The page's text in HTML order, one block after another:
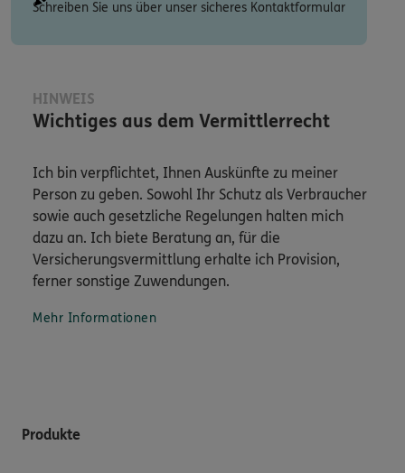
Schreiben Sie uns über unser sicheres Kontaktformular
HINWEIS
Wichtiges aus dem Vermittlerrecht
Ich bin verpflichtet, Ihnen Auskünfte zu meiner
Person zu geben. Sowohl Ihr Schutz als Verbraucher
sowie auch gesetzliche Regelungen halten mich
dazu an. Ich biete Beratung an, für die
Versicherungsvermittlung erhalte ich Provision,
ferner sonstige Zuwendungen.
Mehr Informationen
Produkte